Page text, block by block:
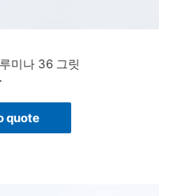
미나 36 그릿
quote